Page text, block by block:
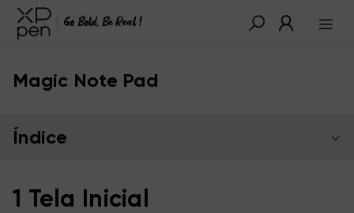
Magic Note Pad
Índice
1 Tela Inicial